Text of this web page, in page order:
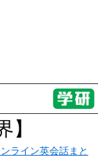
ライン英会話まと